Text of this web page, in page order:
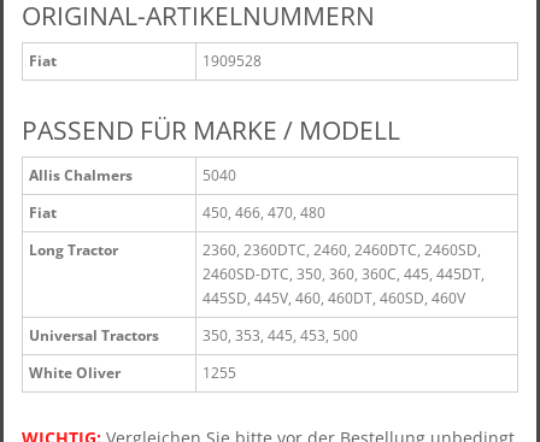
ORIGINAL-ARTIKELNUMMERN
Fiat 1909528
PASSEND FÜR MARKE / MODELL
Allis Chalmers
5040
Fiat
450, 466, 470, 480
Long Tractor
2360, 2360DTC, 2460, 2460DTC, 2460SD,
2460SD-DTC, 350, 360, 360C, 445, 445DT,
445SD, 445V, 460, 460DT, 460SD, 460V
Universal Tractors
350, 353, 445, 453, 500
White Oliver
1255